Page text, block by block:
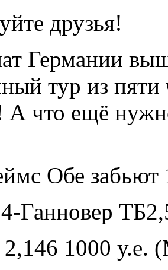
друзья!
Германии
тур из
А что ещё
Обе
Ганновер
2,146 1000 у.е.